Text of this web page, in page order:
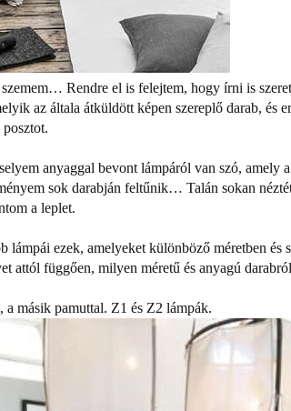
Rendre el is felejtem, hogy írni is
az általa átküldött képen szereplő darab, és
anyaggal bevont lámpáról van szó, amely
sok darabján feltűnik… Talán sokan
a leplet.
lámpái ezek, amelyeket különböző méretben és
függően, milyen méretű és anyagú
másik pamuttal. Z1 és Z2 lámpák.